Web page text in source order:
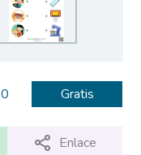
0 Gratis
Enlace